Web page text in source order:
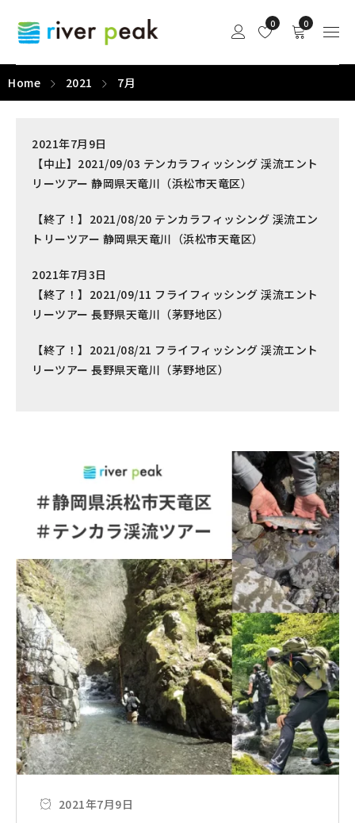
0
0
Home 2021 7月
2021年7月9日
【中止】2021/09/03 テンカラフィッシング 渓流エント
リーツアー 静岡県天竜川（浜松市天竜区）
【終了！】2021/08/20 テンカラフィッシング 渓流エン
トリーツアー 静岡県天竜川（浜松市天竜区）
2021年7月3日
【終了！】2021/09/11 フライフィッシング 渓流エント
リーツアー 長野県天竜川（茅野地区）
【終了！】2021/08/21 フライフィッシング 渓流エント
リーツアー 長野県天竜川（茅野地区）
2021年7月9日